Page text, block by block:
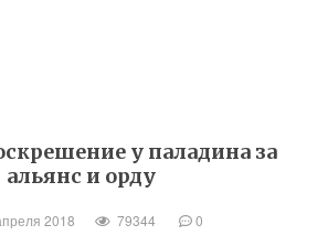
у паладина за
альянс и орду
2018 79344 0